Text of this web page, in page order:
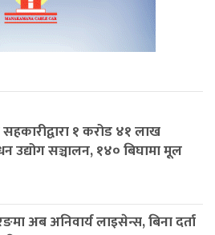
१ करोड ४१ लाख
उद्योग सञ्चालन, १४० बिघामा मूल
अब अनिवार्य लाइसेन्स, बिना दर्ता